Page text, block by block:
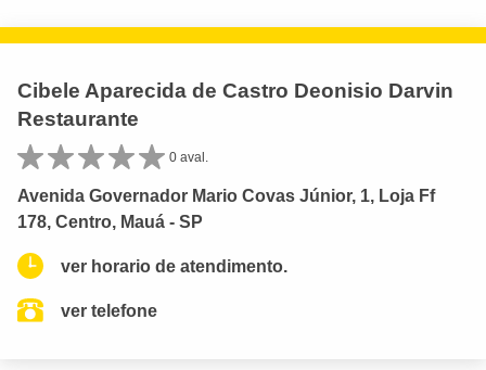
Cibele Aparecida de Castro Deonisio Darvin
Restaurante
0 aval.
Avenida Governador Mario Covas Júnior, 1, Loja Ff
178, Centro, Mauá - SP
ver horario de atendimento.
ver telefone